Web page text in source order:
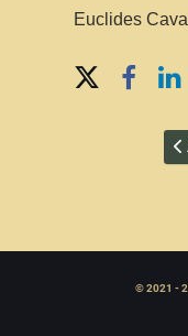
Euclides
Share
© 2021 -